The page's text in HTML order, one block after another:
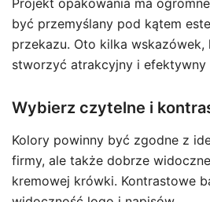
Projekt opakowania ma
być przemyślany pod kątem
przekazu. Oto kilka
stworzyć atrakcyjny i efektywny
Wybierz czytelne i
Kolory powinny być zgodne z
firmy, ale także dobrze
kremowej krówki. Kontrastowe